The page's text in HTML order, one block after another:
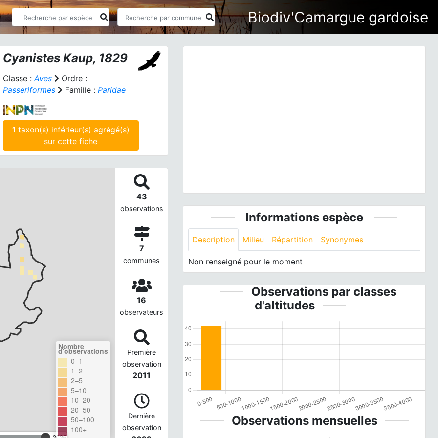
Biodiv'Camargue gardoise
CyanistesKaup, 1829
Classe :Aves
Ordre :
Passeriformes
Famille : Paridae
1 taxon(s) inférieur(s) agrégé(s)
sur cette fiche
Nombre
d'observations
0–1
1–2
2–5
5–10
10–20
20–50
50–100
100+
43
observations
7
communes
16
observateurs
Première
observation
2011
Dernière
observation
Informations espèce
Description Milieu Répartition Synonymes
Non renseigné pour le moment
Observations par classes
d'altitudes
Observations mensuelles